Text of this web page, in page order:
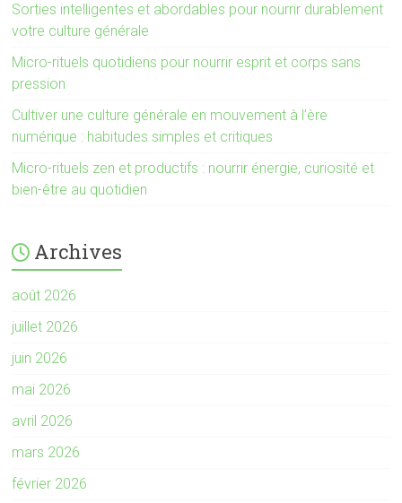
Sorties intelligentes et abordables pour nourrir durablement
votre culture générale
Micro-rituels quotidiens pour nourrir esprit et corps sans
pression
Cultiver une culture générale en mouvement à l’ère
numérique : habitudes simples et critiques
Micro-rituels zen et productifs : nourrir énergie, curiosité et
bien-être au quotidien
Archives
août 2026
juillet 2026
juin 2026
mai 2026
avril 2026
mars 2026
février 2026